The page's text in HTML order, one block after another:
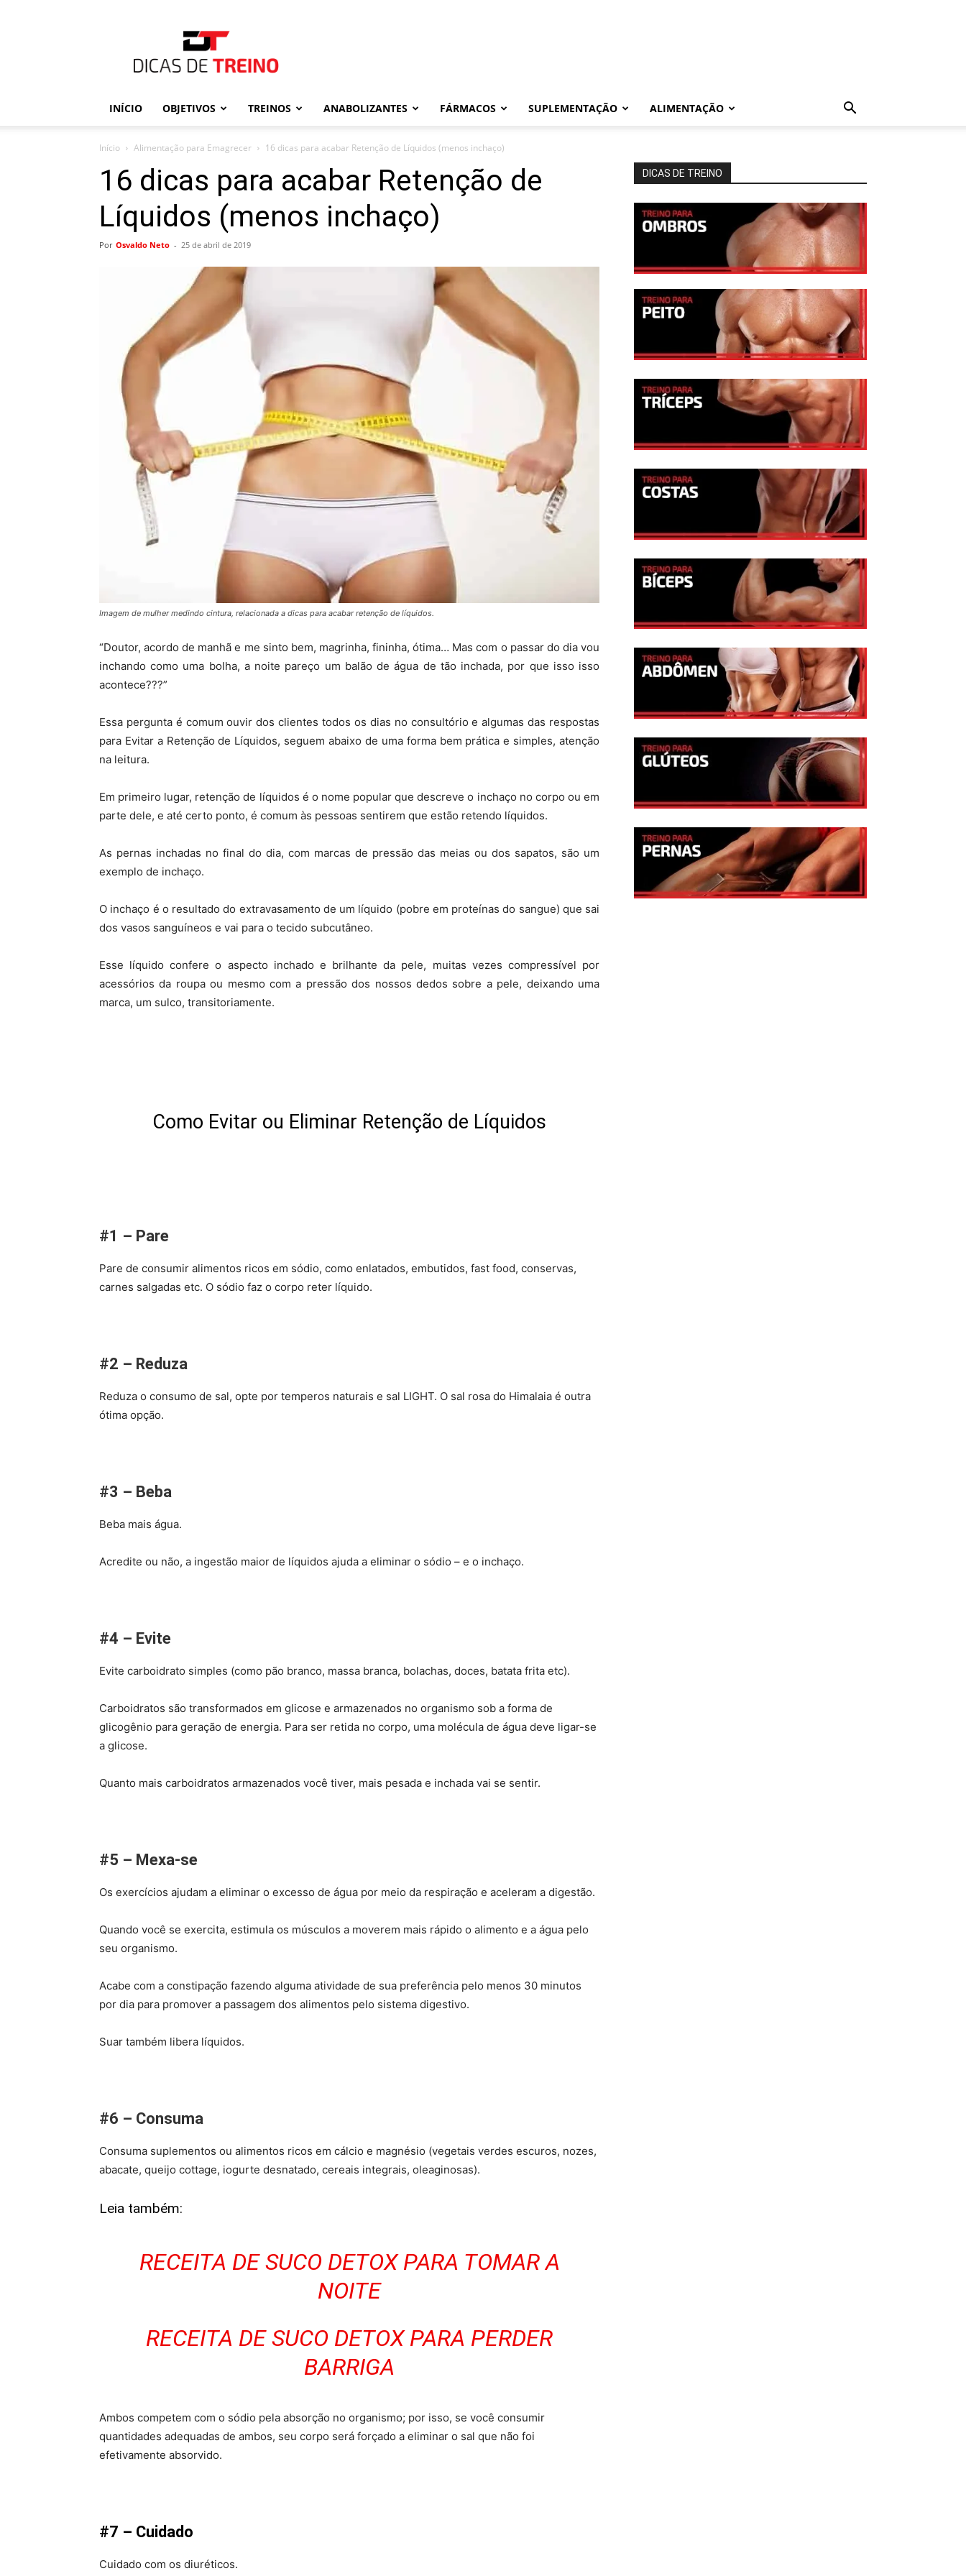
de
Treino
INÍCIO OBJETIVOS TREINOS ANABOLIZANTES FÁRMACOS SUPLEMENTAÇÃO ALIMENTAÇÃO
Início Alimentação para Emagrecer 16 dicas para acabar Retenção de Líquidos (menos inchaço)
16 dicas para acabar Retenção de
Líquidos (menos inchaço)
Por Osvaldo Neto - 25 de abril de 2019
Imagem de mulher medindo cintura, relacionada a dicas para acabar retenção de líquidos.
“Doutor, acordo de manhã e me sinto bem, magrinha, fininha, ótima… Mas com o passar do dia vou
inchando como uma bolha, a noite pareço um balão de água de tão inchada, por que isso isso
acontece???”
Essa pergunta é comum ouvir dos clientes todos os dias no consultório e algumas das respostas
para Evitar a Retenção de Líquidos, seguem abaixo de uma forma bem prática e simples, atenção
na leitura.
Em primeiro lugar, retenção de líquidos é o nome popular que descreve o inchaço no corpo ou em
parte dele, e até certo ponto, é comum às pessoas sentirem que estão retendo líquidos.
As pernas inchadas no final do dia, com marcas de pressão das meias ou dos sapatos, são um
exemplo de inchaço.
O inchaço é o resultado do extravasamento de um líquido (pobre em proteínas do sangue) que sai
dos vasos sanguíneos e vai para o tecido subcutâneo.
Esse líquido confere o aspecto inchado e brilhante da pele, muitas vezes compressível por
acessórios da roupa ou mesmo com a pressão dos nossos dedos sobre a pele, deixando uma
marca, um sulco, transitoriamente.
Como Evitar ou Eliminar Retenção de Líquidos
#1 – Pare
Pare de consumir alimentos ricos em sódio, como enlatados, embutidos, fast food, conservas,
carnes salgadas etc. O sódio faz o corpo reter líquido.
#2 – Reduza
Reduza o consumo de sal, opte por temperos naturais e sal LIGHT. O sal rosa do Himalaia é outra
ótima opção.
#3 – Beba
Beba mais água.
Acredite ou não, a ingestão maior de líquidos ajuda a eliminar o sódio – e o inchaço.
#4 – Evite
Evite carboidrato simples (como pão branco, massa branca, bolachas, doces, batata frita etc).
Carboidratos são transformados em glicose e armazenados no organismo sob a forma de
glicogênio para geração de energia. Para ser retida no corpo, uma molécula de água deve ligar-se
a glicose.
Quanto mais carboidratos armazenados você tiver, mais pesada e inchada vai se sentir.
#5 – Mexa-se
Os exercícios ajudam a eliminar o excesso de água por meio da respiração e aceleram a digestão.
Quando você se exercita, estimula os músculos a moverem mais rápido o alimento e a água pelo
seu organismo.
Acabe com a constipação fazendo alguma atividade de sua preferência pelo menos 30 minutos
por dia para promover a passagem dos alimentos pelo sistema digestivo.
Suar também libera líquidos.
#6 – Consuma
Consuma suplementos ou alimentos ricos em cálcio e magnésio (vegetais verdes escuros, nozes,
abacate, queijo cottage, iogurte desnatado, cereais integrais, oleaginosas).
Leia também:
RECEITA DE SUCO DETOX PARA TOMAR A
NOITE
RECEITA DE SUCO DETOX PARA PERDER
BARRIGA
Ambos competem com o sódio pela absorção no organismo; por isso, se você consumir
quantidades adequadas de ambos, seu corpo será forçado a eliminar o sal que não foi
efetivamente absorvido.
#7 – Cuidado
Cuidado com os diuréticos.
DICAS DE TREINO